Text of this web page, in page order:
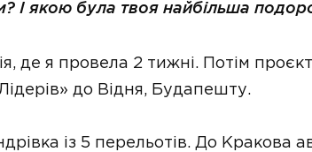
І якою була твоя найбільша
де я провела 2 тижні. Потім
до Відня, Будапешту.
із 5 перельотів. До Кракова